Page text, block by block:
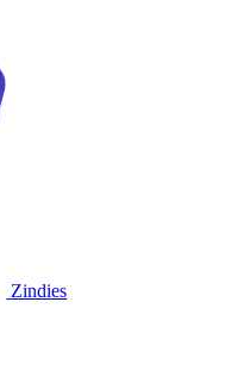
Zindies